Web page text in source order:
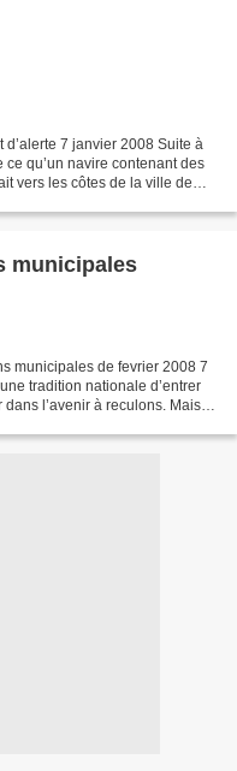
d’alerte 7 janvier 2008 Suite à
qu’un navire contenant des
vers les côtes de la ville de
municipales
municipales de fevrier 2008 7
tradition nationale d’entrer
l’avenir à reculons. Mais